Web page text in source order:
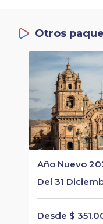
Otros
Año Nuevo
Del 31
Desde $